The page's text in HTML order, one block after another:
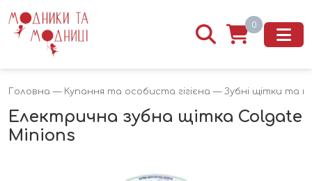
0
Головна — Купання та особиста гігієна — Зубні щітки та
Електрична зубна щітка Colgate
Minions